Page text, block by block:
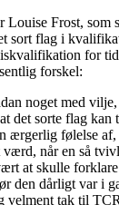
Louise Frost, som
sort flag i
for
forskel:
noget med
det sorte flag kan
ærgerlig følelse
værd, når en så
at skulle forklare
den dårligt var i
velment tak til